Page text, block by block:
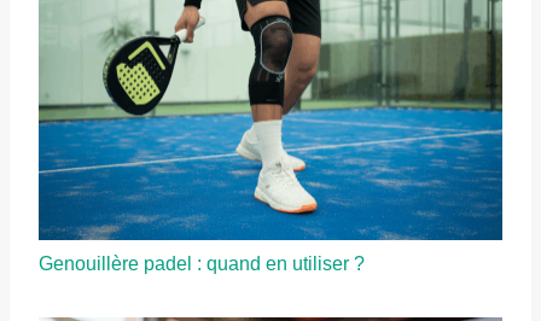
Genouillère padel : quand en utiliser ?